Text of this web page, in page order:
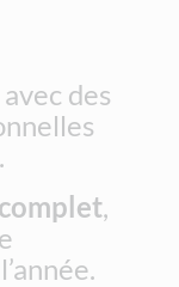
avec des
,